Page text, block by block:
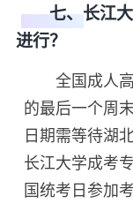
七、长江大
进行？
全国成人高
的最后一个周
日期需等待湖
长江大学成考
国统考日参加考